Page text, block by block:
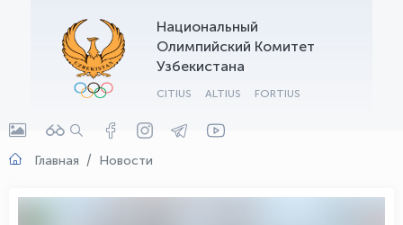
Национальный
Олимпийский Комитет
Узбекистана
CITIUS ALTIUS FORTIUS
Главная Новости
OLYMPCHIK AI - yordamchi
Онлайн · olympic.uz